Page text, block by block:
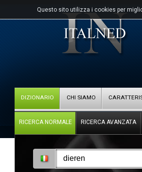
Questo sito utilizza i cookies per
DIZIONARIO CHI SIAMO
RICERCA NORMALE RICERCA AVANZATA